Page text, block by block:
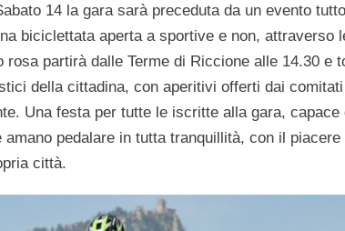
14 la gara sarà preceduta da un evento
biciclettata aperta a sportive e non, attraverso
partirà dalle Terme di Riccione alle 14.30 e
della cittadina, con aperitivi offerti dai
Una festa per tutte le iscritte alla gara, capace
pedalare in tutta tranquillità, con il
città.